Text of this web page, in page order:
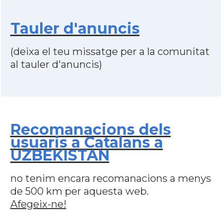
Tauler d'anuncis
(deixa el teu missatge per a la comunitat
al tauler d'anuncis)
Recomanacions dels
usuaris a Catalans a
UZBEKISTAN
no tenim encara recomanacions a menys
de 500 km per aquesta web.
Afegeix-ne!